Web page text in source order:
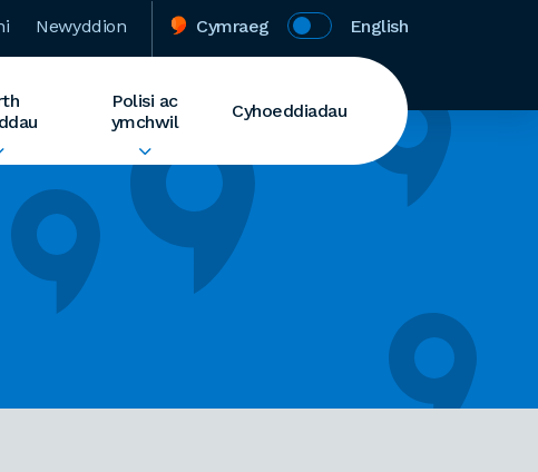
Newyddion Cymraeg English
Polisi ac
ymchwil
Cyhoeddiadau